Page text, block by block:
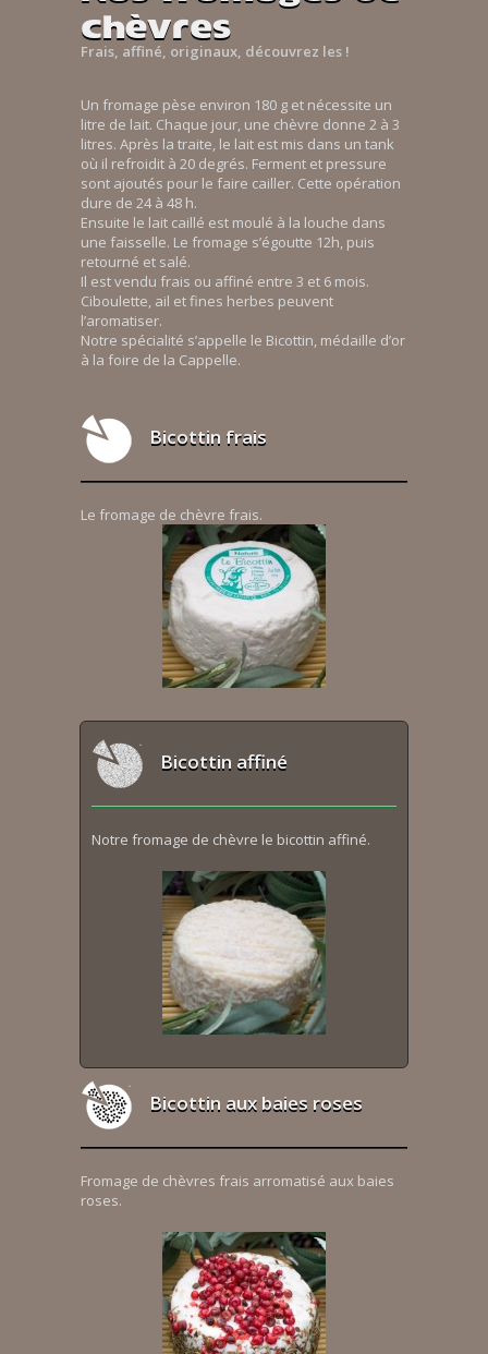
chèvres
Frais, affiné, originaux, découvrez les !
Un fromage pèse environ 180 g et nécessite un
litre de lait. Chaque jour, une chèvre donne 2 à 3
litres. Après la traite, le lait est mis dans un tank
où il refroidit à 20 degrés. Ferment et pressure
sont ajoutés pour le faire cailler. Cette opération
dure de 24 à 48 h.
Ensuite le lait caillé est moulé à la louche dans
une faisselle. Le fromage s’égoutte 12h, puis
retourné et salé.
Il est vendu frais ou affiné entre 3 et 6 mois.
Ciboulette, ail et fines herbes peuvent
l’aromatiser.
Notre spécialité s’appelle le Bicottin, médaille d’or
à la foire de la Cappelle.
Bicottin frais
Le fromage de chèvre frais.
Bicottin affiné
Notre fromage de chèvre le bicottin affiné.
Bicottin aux baies roses
Fromage de chèvres frais arromatisé aux baies
roses.